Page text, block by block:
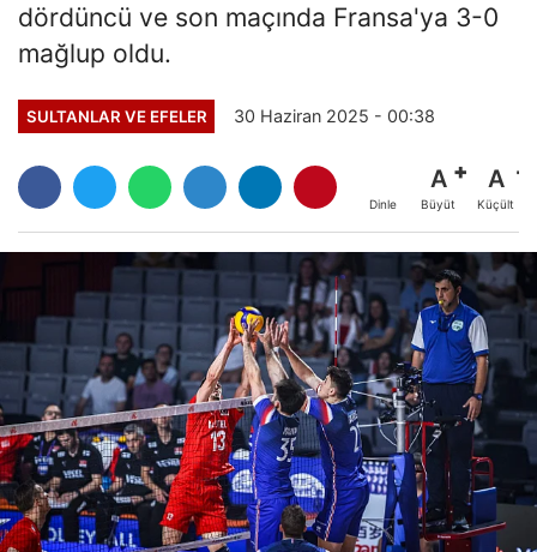
dördüncü ve son maçında Fransa'ya 3-0
mağlup oldu.
SULTANLAR VE EFELER 30 Haziran 2025 - 00:38
Dinle
A
Büyüt
A
Küçült